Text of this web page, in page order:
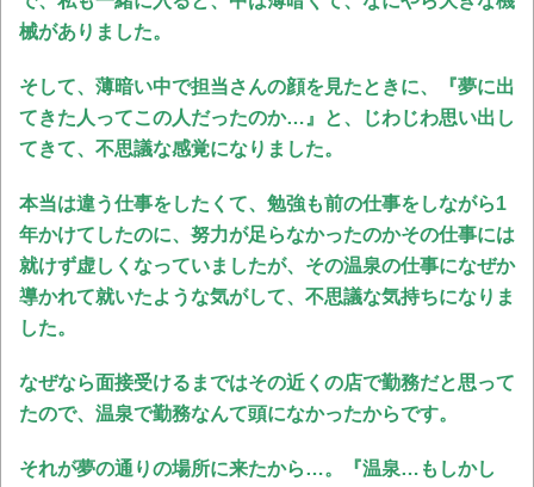
械がありました。
そして、薄暗い中で担当さんの顔を見たときに、『夢に出
てきた人ってこの人だったのか…』と、じわじわ思い出し
てきて、不思議な感覚になりました。
本当は違う仕事をしたくて、勉強も前の仕事をしながら1
年かけてしたのに、努力が足らなかったのかその仕事には
就けず虚しくなっていましたが、その温泉の仕事になぜか
導かれて就いたような気がして、不思議な気持ちになりま
した。
なぜなら面接受けるまではその近くの店で勤務だと思って
たので、温泉で勤務なんて頭になかったからです。
それが夢の通りの場所に来たから…。『温泉…もしかし